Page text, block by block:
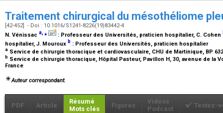
Traitement chirurgical du mésothéliome
[42-452] - Doi : 10.1016/S1241-8226(19)83442-4
N. Vénissac a,⁎ : Professeur des Universités, praticien hospitalier, C. Cohen
hospitalier, J. Mouroux b : Professeur des Universités, praticien hospitalier
a Service de chirurgie thoracique et cardiovasculaire, CHU de Martinique, BP
b Service de chirurgie thoracique, Hôpital Pasteur, Pavillon H, 30, avenue de la
France
Auteur correspondant.
PDF Article
Résumé
Mots clés
Figures
Vidéos
Podcast
Testez-